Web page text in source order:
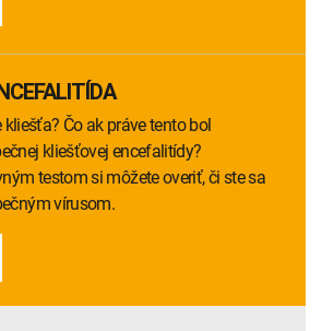
Čo ak práve tento bol
kliešťovej encefalitídy?
testom si môžete overiť, či ste sa
vírusom.